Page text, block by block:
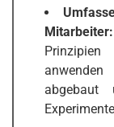
Mitarbeiter: